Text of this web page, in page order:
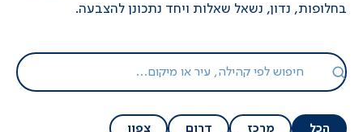
בחלופות, נדון, נשאל שאלות ויחד נתכונן להצבעה.
הכל מרכז דרום צפון